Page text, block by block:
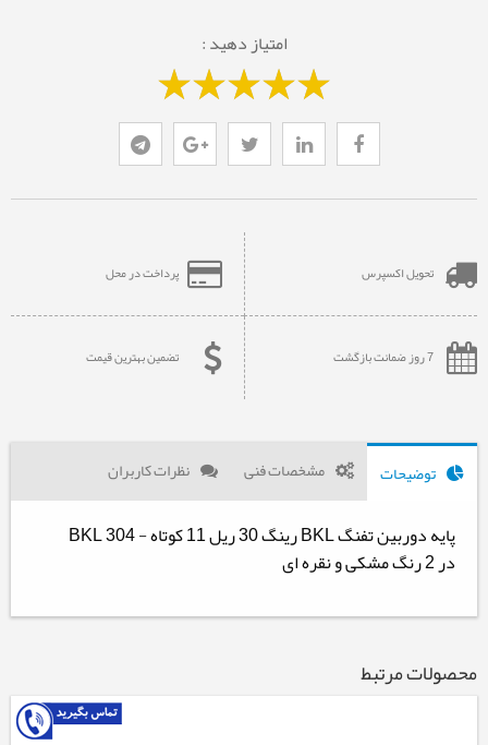
امتیاز دهید :
تحویل اکسپرس پرداخت در محل
7 روز ضمانت بازگشت تضمین بهترین قیمت
توضیحات مشخصات فنی نظرات کاربران
پایه دوربین تفنگ BKL رینگ 30 ریل 11 کوتاه - BKL 304
در 2 رنگ مشکی و نقره ای
محصولات مرتبط